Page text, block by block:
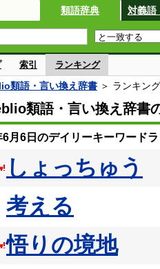
類語辞典 対義語
索引 ランキング
類語・言い換え辞書 ＞ ランキング
類語・言い換え辞書
月6日のデイリーキーワード
しょっちゅう
考える
悟りの境地